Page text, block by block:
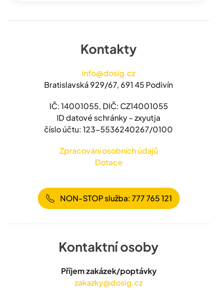
Kontakty
info@dosig.cz
Bratislavská 929/67, 691 45 Podivín
IČ: 14001055, DIČ: CZ14001055
ID datové schránky - zxyutja
číslo účtu: 123-5536240267/0100
Zpracování osobních údajů
Dotace
NON-STOP služba: 777 765 121
Kontaktní osoby
Příjem zakázek/poptávky
zakazky@dosig.cz